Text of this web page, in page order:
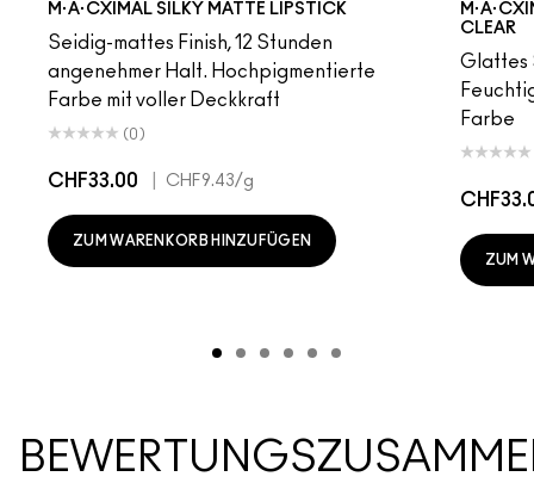
M·A·CXIMAL SILKY MATTE LIPSTICK
Seidig-mattes Finish, 12 Stunden
angenehmer Halt. Hochpigmentierte
Farbe mit voller Deckkraft
(0)
CHF33.00 CHF9.43/g
ZUM WARENKORB HINZUFÜGEN
CLEAR
Glattes
Farbe
ZUM